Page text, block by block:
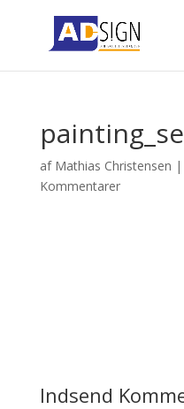
af Mathias Christensen |
Kommentarer
Indsend